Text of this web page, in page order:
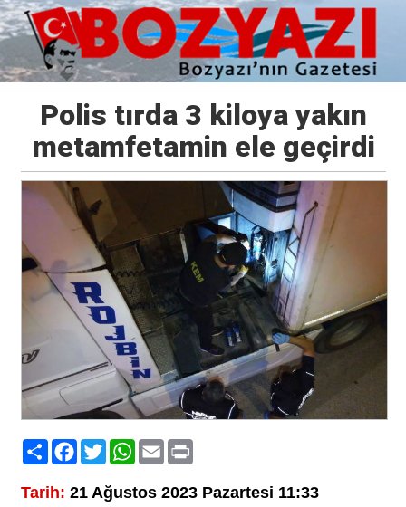
Polis tırda 3 kiloya yakın
metamfetamin ele geçirdi
PaylaşFacebook
TwitterWhatsApp
EmailPrint
Tarih: 21 Ağustos 2023 Pazartesi 11:33